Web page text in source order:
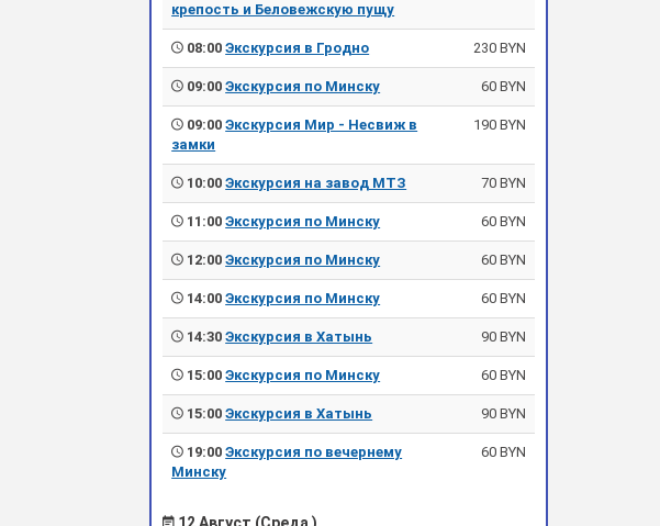
крепость и Беловежскую пущу
08:00Экскурсия в Гродно 230 BYN
09:00Экскурсия по Минску 60 BYN
09:00Экскурсия Мир - Несвиж в
замки
190 BYN
10:00Экскурсия на завод МТЗ 70 BYN
11:00Экскурсия по Минску 60 BYN
12:00Экскурсия по Минску 60 BYN
14:00Экскурсия по Минску 60 BYN
14:30Экскурсия в Хатынь 90 BYN
15:00Экскурсия по Минску 60 BYN
15:00Экскурсия в Хатынь 90 BYN
19:00Экскурсия по вечернему
Минску
60 BYN